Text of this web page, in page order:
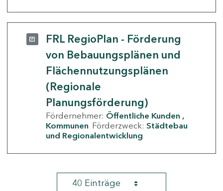
FRL RegioPlan - Förderung
von Bebauungsplänen und
Flächennutzungsplänen
(Regionale
Planungsförderung)
Fördernehmer: Öffentliche Kunden
Kommunen Förderzweck: Städtebau
und Regionalentwicklung
40 Einträge